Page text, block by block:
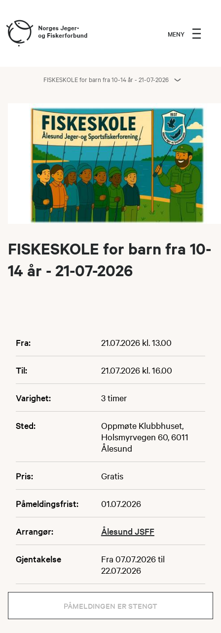
MENY
FISKESKOLE for barn fra 10-14 år - 21-07-2026
FISKESKOLE for barn fra 10-
14 år - 21-07-2026
Fra: 21.07.2026 kl. 13.00
Til: 21.07.2026 kl. 16.00
Varighet: 3 timer
Sted:
Oppmøte Klubbhuset,
Holsmyrvegen 60, 6011
Ålesund
Pris: Gratis
Påmeldingsfrist: 01.07.2026
Arrangør: Ålesund JSFF
Gjentakelse
Fra 07.07.2026 til
22.07.2026
PÅMELDINGEN ER STENGT